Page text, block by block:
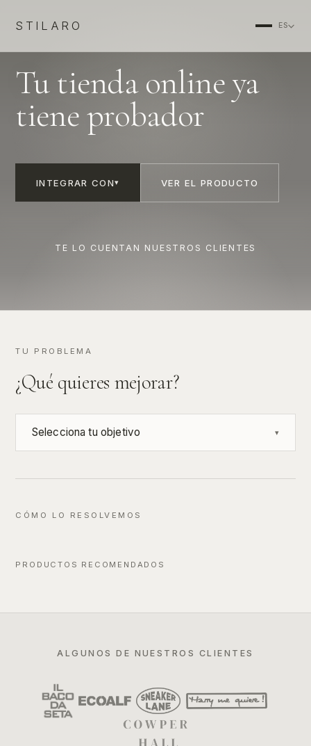
STILARO ES
Tu tienda online ya
tiene probador
INTEGRAR CON▾ VER EL PRODUCTO
TE LO CUENTAN NUESTROS CLIENTES
TU PROBLEMA
¿Qué quieres mejorar?
Selecciona tu objetivo ▾
CÓMO LO RESOLVEMOS
PRODUCTOS RECOMENDADOS
ALGUNOS DE NUESTROS CLIENTES